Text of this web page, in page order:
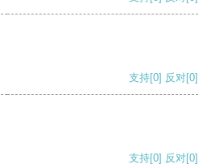
支持[0] 反对[0]
支持[0] 反对[0]